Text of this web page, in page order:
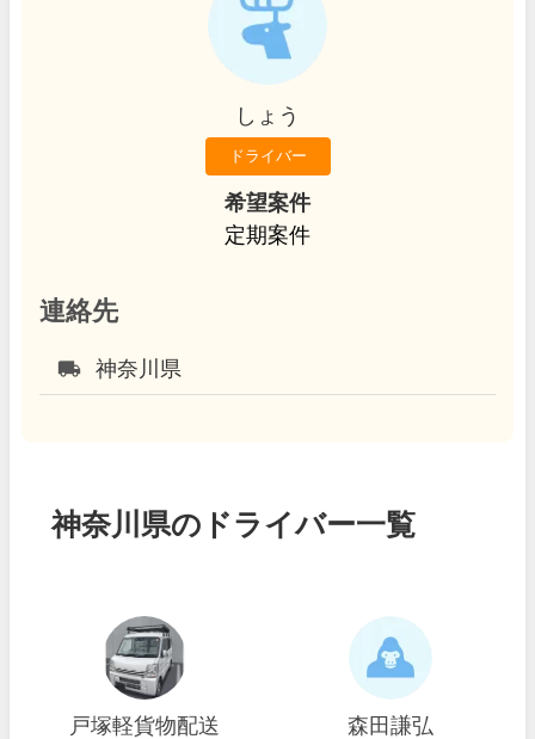
しょう
ドライバー
希望案件
定期案件
連絡先
local_shipping 神奈川県
神奈川県のドライバー一覧
戸塚軽貨物配送 森田謙弘